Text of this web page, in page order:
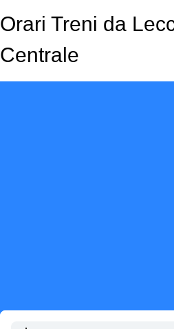
Orari Treni da
Centrale